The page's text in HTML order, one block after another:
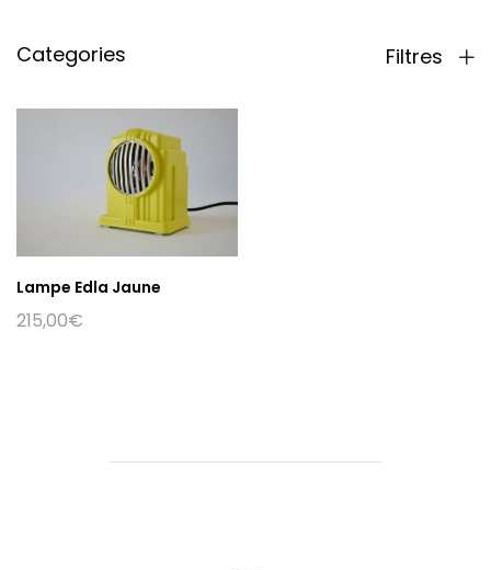
Categories Filtres
Lampe Edla Jaune
215,00€